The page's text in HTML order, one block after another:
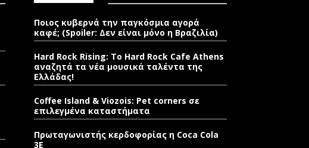
Ποιος κυβερνά την παγκόσμια αγορά
καφέ; (Spoiler: Δεν είναι μόνο η Βραζιλία)
Hard Rock Rising: Το Hard Rock Cafe Athens
αναζητά τα νέα μουσικά ταλέντα της
Ελλάδας!
Coffee Island & Viozois: Pet corners σε
επιλεγμένα καταστήματα
Πρωταγωνιστής κερδοφορίας η Coca Cola
3E